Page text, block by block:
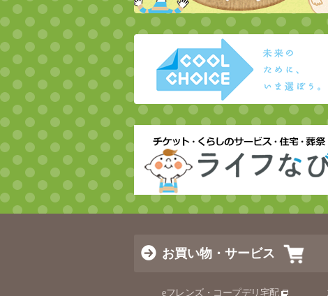
お買い物・サービス
eフレンズ・コープデリ宅配